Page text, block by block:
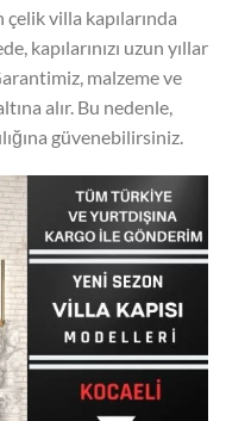
villa kapılarında
kapılarınızı uzun yıllar
malzeme ve
alır. Bu nedenle,
güvenebilirsiniz.